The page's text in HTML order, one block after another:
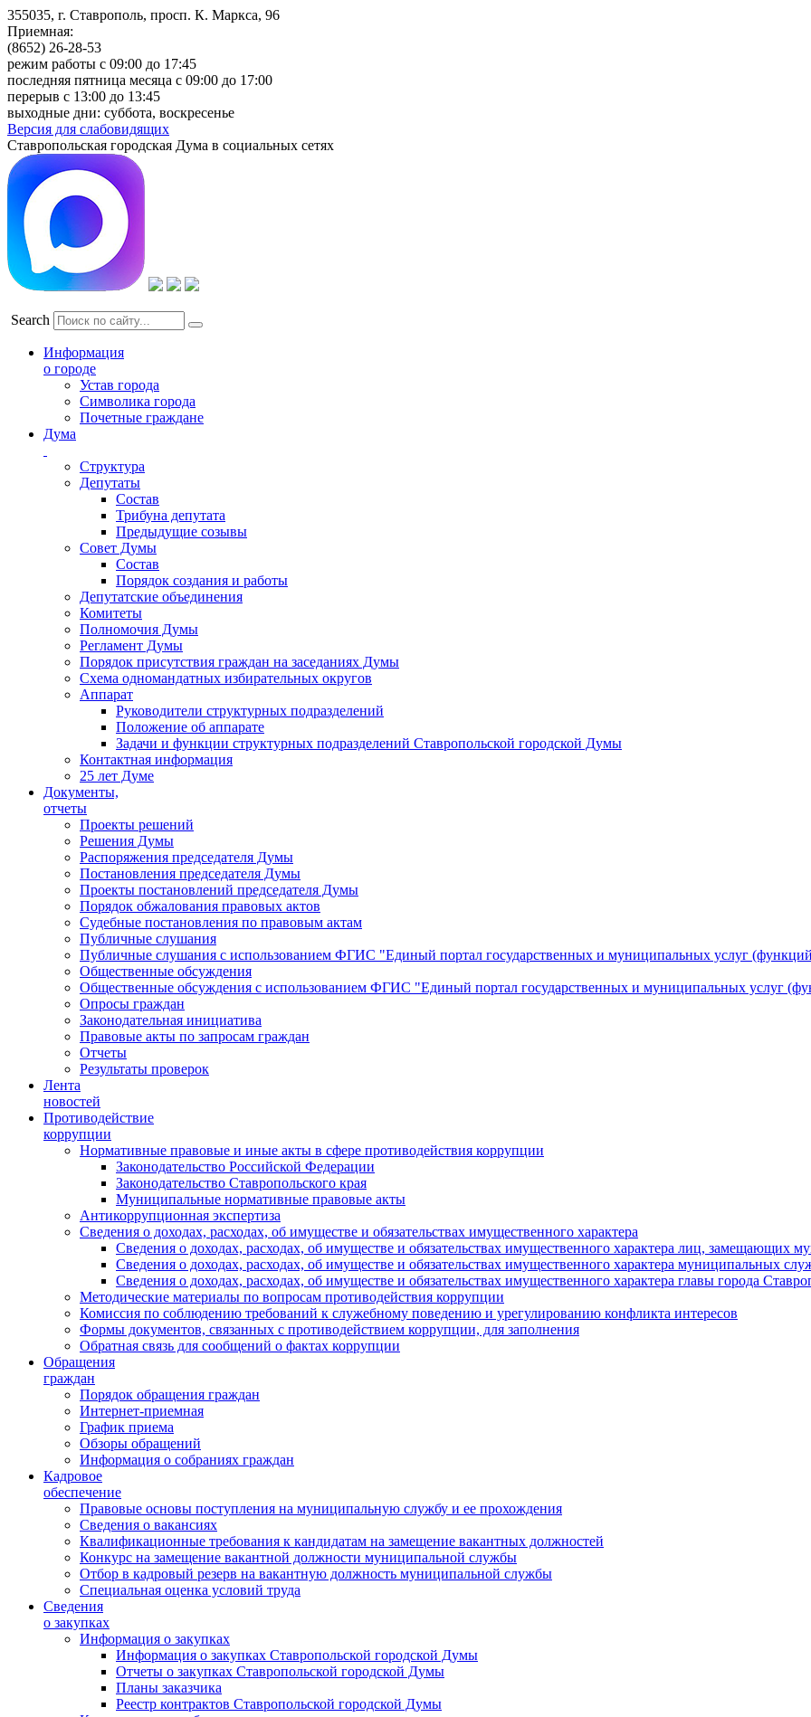
355035, г. Ставрополь, просп. К. Маркса, 96
Приемная:
(8652) 26-28-53
режим работы с 09:00 до 17:45
последняя пятница месяца с 09:00 до 17:00
перерыв с 13:00 до 13:45
выходные дни: суббота, воскресенье
Версия для слабовидящих
Ставропольская городская Дума в социальных сетях
Search
Информация
о городе
Устав города
Символика города
Почетные граждане
Дума
Структура
Депутаты
Состав
Трибуна депутата
Предыдущие созывы
Совет Думы
Состав
Порядок создания и работы
Депутатские объединения
Комитеты
Полномочия Думы
Регламент Думы
Порядок присутствия граждан на заседаниях Думы
Схема одномандатных избирательных округов
Аппарат
Руководители структурных подразделений
Положение об аппарате
Задачи и функции структурных подразделений Ставропольской городской Думы
Контактная информация
25 лет Думе
Документы,
отчеты
Проекты решений
Решения Думы
Распоряжения председателя Думы
Постановления председателя Думы
Проекты постановлений председателя Думы
Порядок обжалования правовых актов
Судебные постановления по правовым актам
Публичные слушания
Публичные слушания с использованием ФГИС "Единый портал государственных и муниципальных услуг
Общественные обсуждения
Общественные обсуждения с использованием ФГИС "Единый портал государственных и муниципальных услуг
Опросы граждан
Законодательная инициатива
Правовые акты по запросам граждан
Отчеты
Результаты проверок
Лента
новостей
Противодействие
коррупции
Нормативные правовые и иные акты в сфере противодействия коррупции
Законодательство Российской Федерации
Законодательство Ставропольского края
Муниципальные нормативные правовые акты
Антикоррупционная экспертиза
Сведения о доходах, расходах, об имуществе и обязательствах имущественного характера
Сведения о доходах, расходах, об имуществе и обязательствах имущественного характера лиц,
Сведения о доходах, расходах, об имуществе и обязательствах имущественного характера муниципальных
Сведения о доходах, расходах, об имуществе и обязательствах имущественного характера главы города
Методические материалы по вопросам противодействия коррупции
Комиссия по соблюдению требований к служебному поведению и урегулированию конфликта интересов
Формы документов, связанных с противодействием коррупции, для заполнения
Обратная связь для сообщений о фактах коррупции
Обращения
граждан
Порядок обращения граждан
Интернет-приемная
График приема
Обзоры обращений
Информация о собраниях граждан
Кадровое
обеспечение
Правовые основы поступления на муниципальную службу и ее прохождения
Сведения о вакансиях
Квалификационные требования к кандидатам на замещение вакантных должностей
Конкурс на замещение вакантной должности муниципальной службы
Отбор в кадровый резерв на вакантную должность муниципальной службы
Специальная оценка условий труда
Сведения
о закупках
Информация о закупках
Информация о закупках Ставропольской городской Думы
Отчеты о закупках Ставропольской городской Думы
Планы заказчика
Реестр контрактов Ставропольской городской Думы